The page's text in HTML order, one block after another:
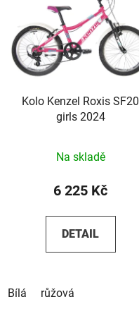
Kolo Kenzel Roxis SF20
girls 2024
Na skladě
6 225 Kč
DETAIL
Bílá růžová